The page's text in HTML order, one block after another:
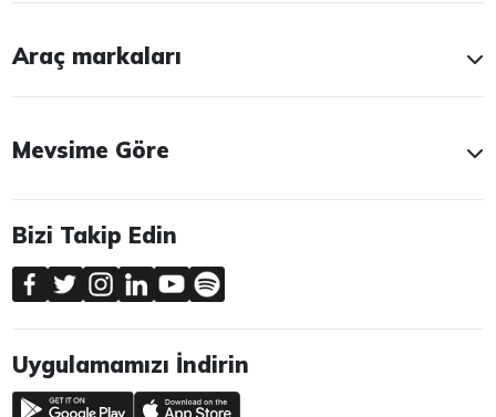
Araç markaları
Mevsime Göre
Bizi Takip Edin
Uygulamamızı İndirin